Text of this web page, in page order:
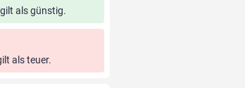
als günstig.
als teuer.